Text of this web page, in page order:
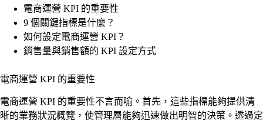
電商運營 KPI 的重要性
9 個關鍵指標是什麼？
如何設定電商運營 KPI？
銷售量與銷售額的 KPI 設定方式
電商運營 KPI 的重要性
電商運營 KPI 的重要性不言而喻。首先，這些指標能夠提供清
晰的業務狀況概覽，使管理層能夠迅速做出明智的決策。透過定